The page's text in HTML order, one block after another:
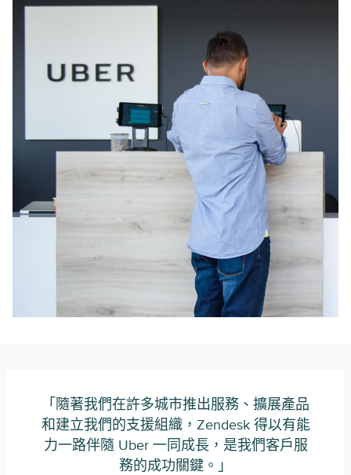
「隨著我們在許多城市推出服務、擴展產品
和建立我們的支援組織，Zendesk 得以有能
力一路伴隨 Uber 一同成長，是我們客戶服
務的成功關鍵。」